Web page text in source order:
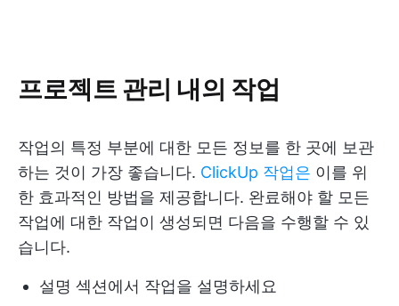
프로젝트 관리 내의 작업
작업의 특정 부분에 대한 모든 정보를 한 곳에 보관
하는 것이 가장 좋습니다. ClickUp 작업은 이를 위
한 효과적인 방법을 제공합니다. 완료해야 할 모든
작업에 대한 작업이 생성되면 다음을 수행할 수 있
습니다.
설명 섹션에서 작업을 설명하세요